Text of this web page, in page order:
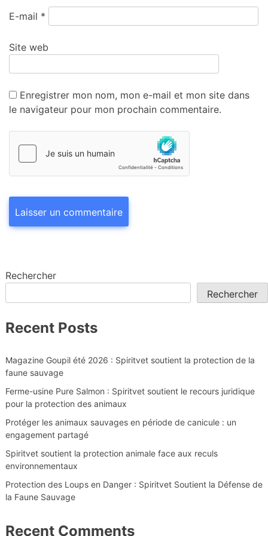
E-mail *
Site web
Enregistrer mon nom, mon e-mail et mon site dans
le navigateur pour mon prochain commentaire.
Rechercher
Rechercher
Recent Posts
Magazine Goupil été 2026 : Spiritvet soutient la protection de la
faune sauvage
Ferme-usine Pure Salmon : Spiritvet soutient le recours juridique
pour la protection des animaux
Protéger les animaux sauvages en période de canicule : un
engagement partagé
Spiritvet soutient la protection animale face aux reculs
environnementaux
Protection des Loups en Danger : Spiritvet Soutient la Défense de
la Faune Sauvage
Recent Comments